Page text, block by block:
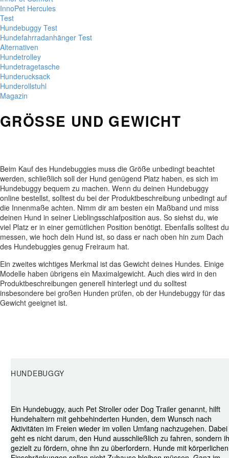
InnoPet Hercules
Test
Hundebuggy Test
Hundefahrradanhänger Test
Alternativen
Hundetrolley
Hundetragetasche
Hunderucksack
Hunderollstuhl
Magazin
GRÖSSE UND GEWICHT
Beim Kauf des Hundebuggies muss die Größe unbedingt beachtet
werden, schließlich soll der Hund genügend Platz haben, es sich im
Hundebuggy bequem zu machen. Wenn du deinen Hundebuggy
online bestellst, solltest du bei der Produktbeschreibung unbedingt auf
die Innenmaße achten. Nimm dir am besten ein Maßband und miss
deinen Hund in seiner Lieblingsschlafposition aus. So siehst du, wie
viel Platz er in einer gemütlichen Position benötigt. Ebenfalls solltest du
messen, wie hoch dein Hund ist, so dass er nach oben hin zum Dach
des Hundebuggies genug Freiraum hat.
Ein zweites wichtiges Merkmal ist das Gewicht deines Hundes. Einige
Modelle haben übrigens ein Maximalgewicht. Auch dies wird in den
Produktbeschreibungen generell hinterlegt und du solltest
insbesondere bei großen Hunden prüfen, ob der Hundebuggy für das
Gewicht geeignet ist.
HUNDEBUGGY
Ein Hundebuggy, auch Pet Stroller oder Dog Trailer genannt, hilft
Hundehaltern mit gehbehinderten Hunden, dem Wunsch nach
Aktivitäten im Freien wieder im vollen Umfang nachzugehen. Dabei
geht es nicht darum, den Hund ausschließlich zu fahren, sondern
gezielt zu fördern, ohne ihn zu überfordern. Hunde mit körperlichen